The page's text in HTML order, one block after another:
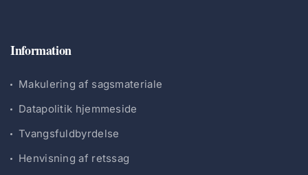
Information
Makulering af sagsmateriale
Datapolitik hjemmeside
Tvangsfuldbyrdelse
Henvisning af retssag